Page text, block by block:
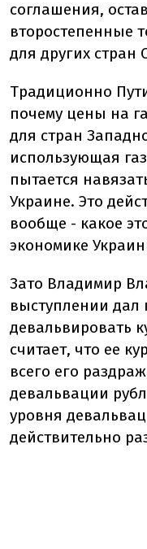
соглашения,
второстепенные
для других стран
Традиционно
почему цены на
для стран
использующая
пытается
Украине. Это
вообще - какое
экономике
Зато Владимир
выступлении дал
девальвировать
считает, что ее
всего его
девальвации
уровня
действительно